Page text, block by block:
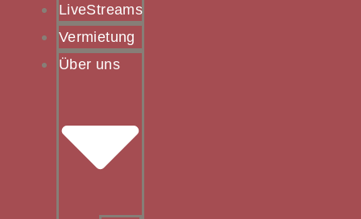
LiveStreams
Vermietung
Über uns